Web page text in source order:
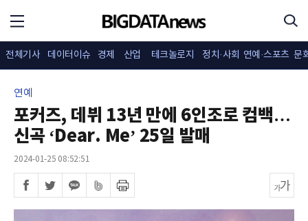
전체기사 데이터이슈 경제 산업 테크놀로지 정치·사회 연예·스포츠 문
연예
포커즈, 데뷔 13년 만에 6인조로 컴백…
신곡 ‘Dear. Me’ 25일 발매
2024-01-25 08:52:51